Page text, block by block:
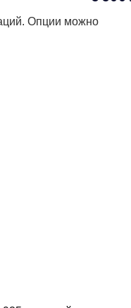
Опции можно